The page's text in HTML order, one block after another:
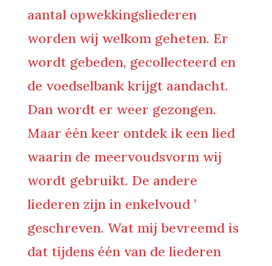
aantal opwekkingsliederen
worden wij welkom geheten. Er
wordt gebeden, gecollecteerd en
de voedselbank krijgt aandacht.
Dan wordt er weer gezongen.
Maar één keer ontdek ik een lied
waarin de meervoudsvorm wij
wordt gebruikt. De andere
liederen zijn in enkelvoud ’
geschreven. Wat mij bevreemd is
dat tijdens één van de liederen